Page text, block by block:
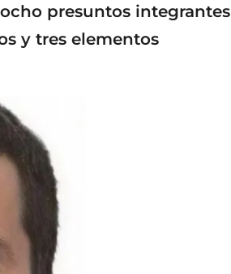
presuntos integrantes
y tres elementos